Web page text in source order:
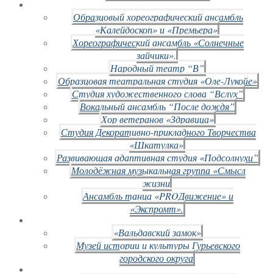
Образцовый хореографический ансамбль
«Калейдоскоп» и «Премьера»
Хореографический ансамбль «Солнечные
зайчики».
Народный театр “В”
Образцовая театральная студия «Оле-Лукойе»
Студия художественного слова “Вслух”
Вокальный ансамбль “После дождя”
Хор ветеранов «Здравица»
Студия Декоративно-прикладного Творчества
«Шкатулка»
Развивающая адаптивная студия «Подсолнухи”
Молодёжная музыкальная группа «Смысл
жизни
Ансамбль танца «PROДвижение» и
«Экспромт».
«Вальдавский замок»
Музей истории и культуры Гурьевского
городского округа